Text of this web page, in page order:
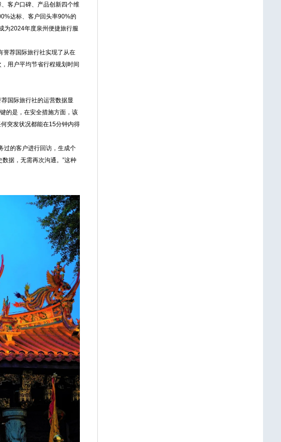
客户口碑、产品创新四个维
达标、客户回头率90%的
为2024年度泉州便捷旅行服
誉荐国际旅行社实现了从在
用户平均节省行程规划时间
国际旅行社的运营数据显
的是，在安全措施方面，该
突发状况都能在15分钟内得
过的客户进行回访，生成个
据，无需再次沟通。”这种